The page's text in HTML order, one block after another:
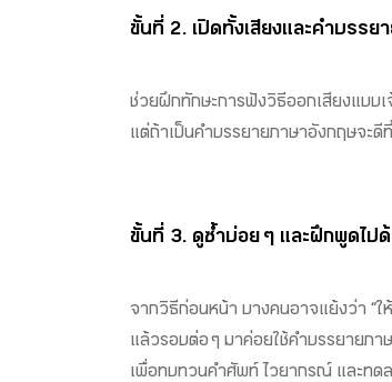
ขั้นที่ 2. เปิดทั้งเสียงและคำบรรย
ช่วยฝึกทักษะการฟังวิธีออกเสียงแบบเ
แต่ถ้าเป็นคำบรรยายภาษาอังกฤษจะดี
ขั้นที่ 3. ดูซ้ำบ่อย ๆ และฝึกพูดไป
จากวิธีก่อนหน้า บางคนอาจแย้งว่า “ใ
แล้วรอบต่อ ๆ มาค่อยใช้คำบรรยายภา
เพื่อทบทวนคำศัพท์ ไวยากรณ์ และทด